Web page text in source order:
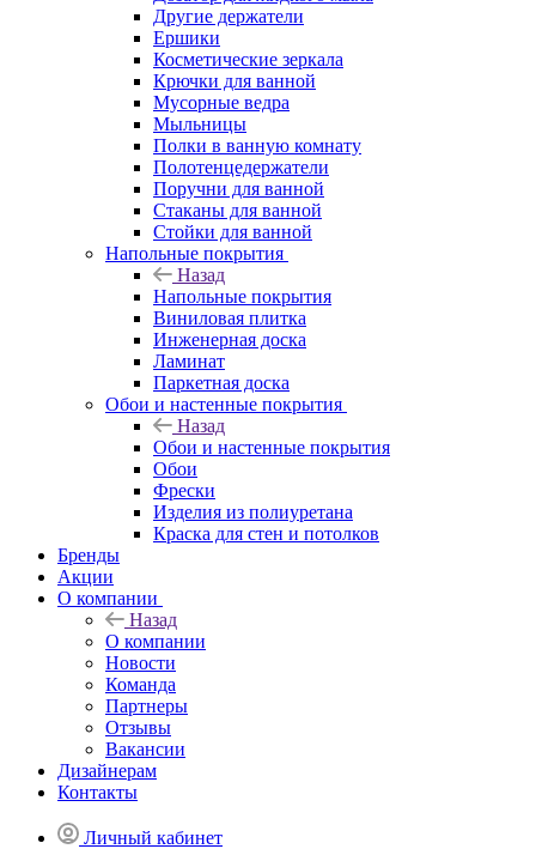
Другие держатели
Ершики
Косметические зеркала
Крючки для ванной
Мусорные ведра
Мыльницы
Полки в ванную комнату
Полотенцедержатели
Поручни для ванной
Стаканы для ванной
Стойки для ванной
Напольные покрытия
Назад
Напольные покрытия
Виниловая плитка
Инженерная доска
Ламинат
Паркетная доска
Обои и настенные покрытия
Назад
Обои и настенные покрытия
Обои
Фрески
Изделия из полиуретана
Краска для стен и потолков
Бренды
Акции
О компании
Назад
О компании
Новости
Команда
Партнеры
Отзывы
Вакансии
Дизайнерам
Контакты
Личный кабинет